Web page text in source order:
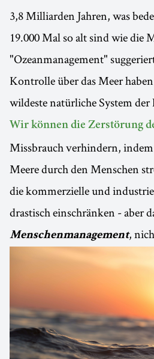
3,8 Milliarden Jahren, was
19.000 Mal so alt sind wie die
"Ozeanmanagement"
Kontrolle über das Meer
wildeste natürliche System der
Wir können die Zerstörung
Missbrauch verhindern,
Meere durch den Menschen
die kommerzielle und
drastisch einschränken - aber
Menschenmanagement,